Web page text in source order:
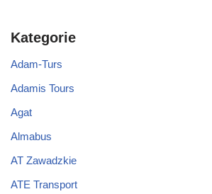
Kategorie
Adam-Turs
Adamis Tours
Agat
Almabus
AT Zawadzkie
ATE Transport